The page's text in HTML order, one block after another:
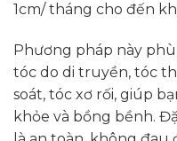
1cm/ tháng cho đến
Phương pháp này
tóc do di truyền, tóc
soát, tóc xơ rối, giúp
khỏe và bồng bềnh.